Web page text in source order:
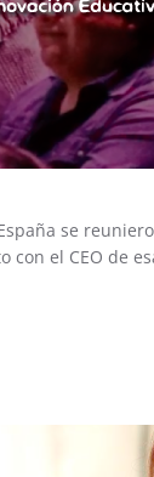
se
el CEO de